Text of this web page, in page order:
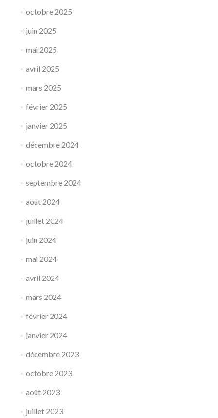
octobre 2025
juin 2025
mai 2025
avril 2025
mars 2025
février 2025
janvier 2025
décembre 2024
octobre 2024
septembre 2024
août 2024
juillet 2024
juin 2024
mai 2024
avril 2024
mars 2024
février 2024
janvier 2024
décembre 2023
octobre 2023
août 2023
juillet 2023